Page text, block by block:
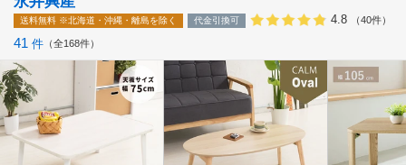
送料無料 ※北海道・沖縄・離島を除く 代金引換可 4.8 （40件）
41 件 全168件